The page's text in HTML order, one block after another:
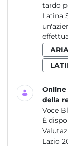
tardo
Latina
ARIA
Online
della
Voce
È
Lazio